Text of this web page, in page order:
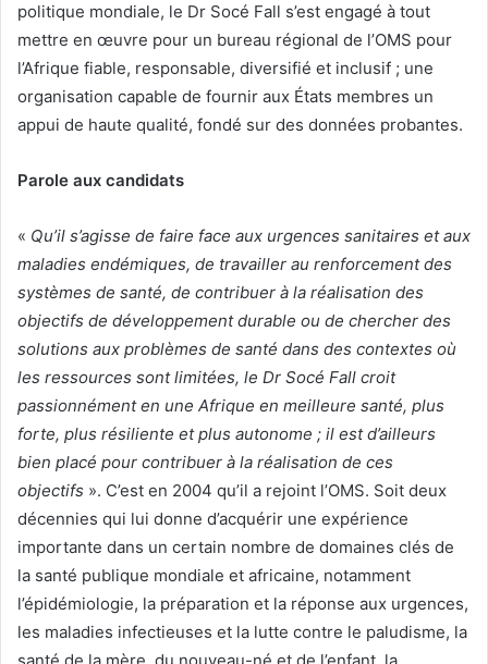
politique mondiale, le Dr Socé Fall s’est engagé à tout
mettre en œuvre pour un bureau régional de l’OMS pour
l’Afrique fiable, responsable, diversifié et inclusif ; une
organisation capable de fournir aux États membres un
appui de haute qualité, fondé sur des données probantes.
Parole aux candidats
« Qu’il s’agisse de faire face aux urgences sanitaires et aux
maladies endémiques, de travailler au renforcement des
systèmes de santé, de contribuer à la réalisation des
objectifs de développement durable ou de chercher des
solutions aux problèmes de santé dans des contextes où
les ressources sont limitées, le Dr Socé Fall croit
passionnément en une Afrique en meilleure santé, plus
forte, plus résiliente et plus autonome ; il est d’ailleurs
bien placé pour contribuer à la réalisation de ces
objectifs ». C’est en 2004 qu’il a rejoint l’OMS. Soit deux
décennies qui lui donne d’acquérir une expérience
importante dans un certain nombre de domaines clés de
la santé publique mondiale et africaine, notamment
l’épidémiologie, la préparation et la réponse aux urgences,
les maladies infectieuses et la lutte contre le paludisme, la